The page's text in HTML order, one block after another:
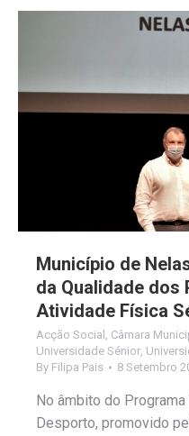
Município de
da Qualidade dos
Atividade Física
Acção Social , Câmara
Universidade Sénior,
By Filipa Pais 8 Setembro
No âmbito do
Desporto, promovido